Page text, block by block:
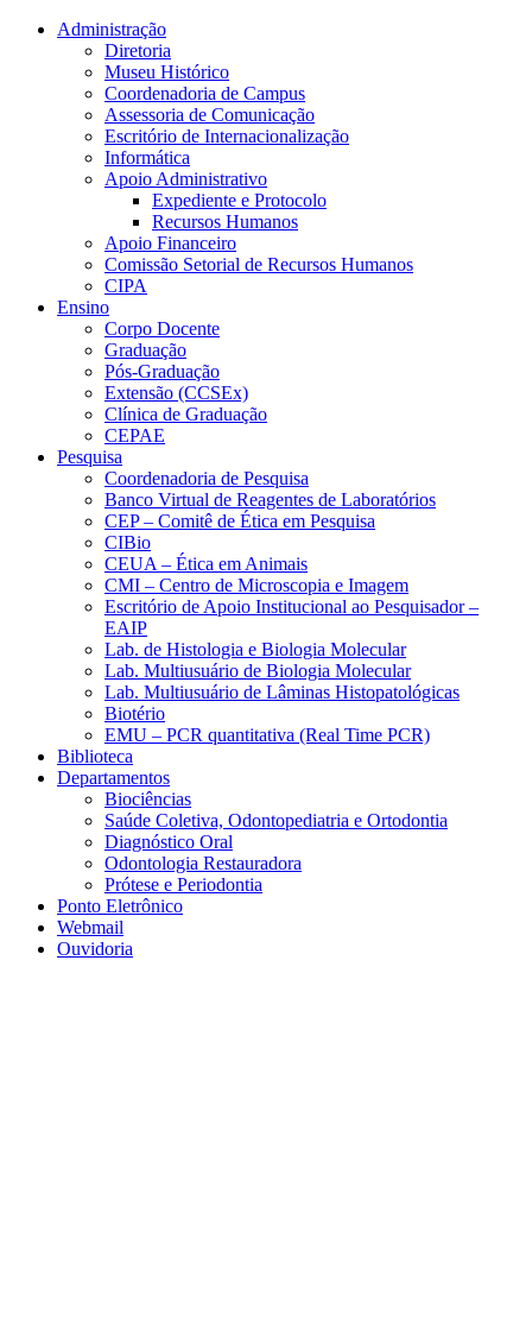
Conteúdo principal Menu principal
Administração
Diretoria
Museu Histórico
Coordenadoria de Campus
Assessoria de Comunicação
Escritório de Internacionalização
Informática
Apoio Administrativo
Expediente e Protocolo
Recursos Humanos
Apoio Financeiro
Comissão Setorial de Recursos Humanos
CIPA
Ensino
Corpo Docente
Graduação
Pós-Graduação
Extensão (CCSEx)
Clínica de Graduação
CEPAE
Pesquisa
Coordenadoria de Pesquisa
Banco Virtual de Reagentes de Laboratórios
CEP – Comitê de Ética em Pesquisa
CIBio
CEUA – Ética em Animais
CMI – Centro de Microscopia e Imagem
Escritório de Apoio Institucional ao Pesquisador –
EAIP
Lab. de Histologia e Biologia Molecular
Lab. Multiusuário de Biologia Molecular
Lab. Multiusuário de Lâminas Histopatológicas
Biotério
EMU – PCR quantitativa (Real Time PCR)
Biblioteca
Departamentos
Biociências
Saúde Coletiva, Odontopediatria e Ortodontia
Diagnóstico Oral
Odontologia Restauradora
Prótese e Periodontia
Ponto Eletrônico
Webmail
Ouvidoria